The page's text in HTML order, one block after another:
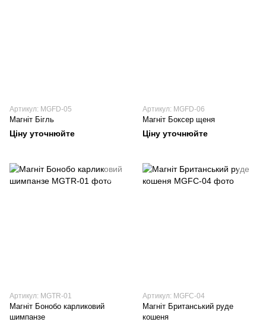
Артикул: MGFD-05
Магніт Бігль
Ціну уточнюйте
Артикул: MGFD-06
Магніт Боксер щеня
Ціну уточнюйте
Артикул: MGTR-01
Магніт Бонобо карликовий
шимпанзе
Артикул: MGFC-04
Магніт Британський руде
кошеня